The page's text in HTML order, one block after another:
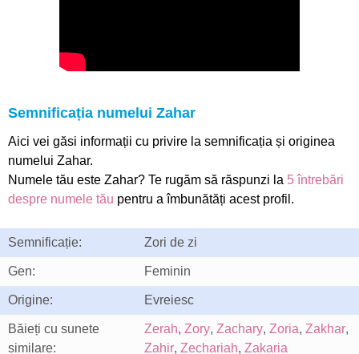
Semnificația numelui Zahar
Aici vei găsi informații cu privire la semnificația și originea
numelui Zahar.
Numele tău este Zahar? Te rugăm să răspunzi la 5 întrebări
despre numele tău pentru a îmbunătăți acest profil.
Semnificație: Zori de zi
Gen: Feminin
Origine: Evreiesc
Băieți cu sunete
similare:
Zerah, Zory, Zachary, Zoria, Zakhar,
Zahir, Zechariah, Zakaria